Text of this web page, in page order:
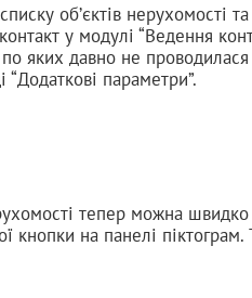
об’єктів нерухомості
у модулі “Ведення
по яких давно не
“Додаткові параметри”.
тепер можна
кнопки на панелі